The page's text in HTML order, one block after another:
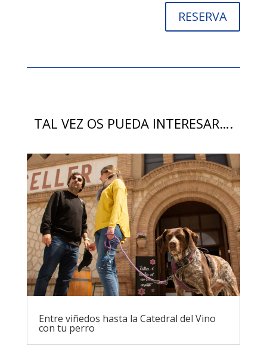
RESERVA
TAL VEZ OS PUEDA INTERESAR….
Entre viñedos hasta la Catedral del Vino
con tu perro